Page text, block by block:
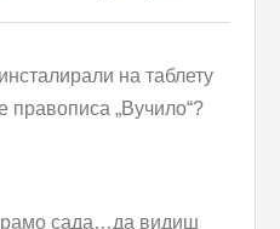
на таблету
правописа „Вучило“?
сада…да видиш